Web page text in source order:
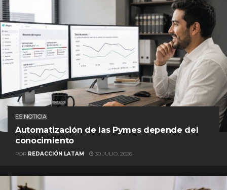
ES NOTICIA
Automatización de las Pymes depende del
conocimiento
POR REDACCIÓN LATAM 30 JULIO, 2026